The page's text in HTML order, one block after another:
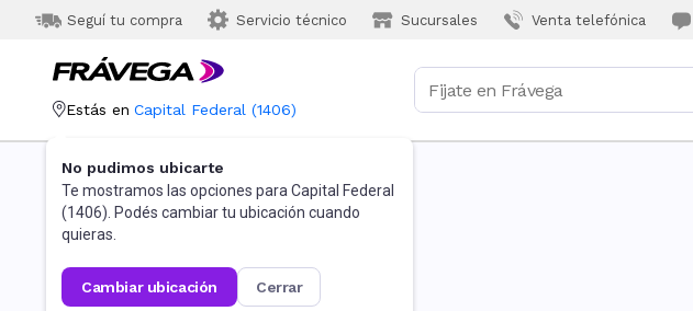
Seguí tu compra Servicio técnico Sucursales Venta telefónica
Estás en Capital Federal (1406)
No pudimos ubicarte
Te mostramos las opciones para Capital Federal
(1406). Podés cambiar tu ubicación cuando
quieras.
cambiar ubicación cerrar